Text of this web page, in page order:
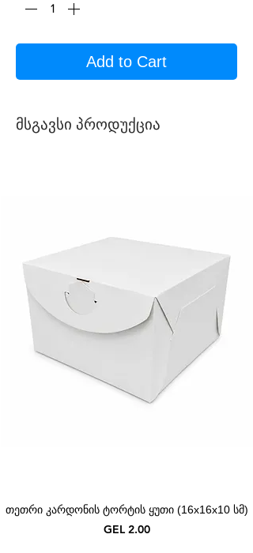
Add to Cart
მსგავსი პროდუქცია
თეთრი კარდონის ტორტის ყუთი (16x16x10 სმ)
Price
GEL 2.00